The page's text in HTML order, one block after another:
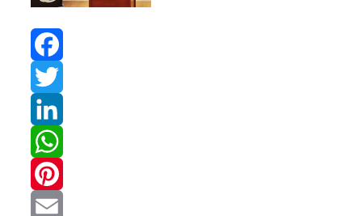
Facebook
Twitter
LinkedIn
WhatsApp
Pinterest